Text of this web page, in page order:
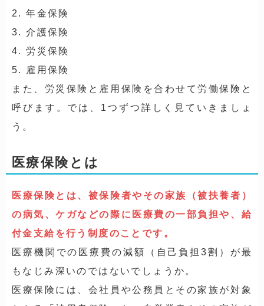
2. 年金保険
3. 介護保険
4. 労災保険
5. 雇用保険
また、労災保険と雇用保険を合わせて労働保険と
呼びます。では、1つずつ詳しく見ていきましょ
う。
医療保険とは
医療保険とは、被保険者やその家族（被扶養者）
の病気、ケガなどの際に医療費の一部負担や、給
付金支給を行う制度のことです。
医療機関での医療費の減額（自己負担3割）が最
もなじみ深いのではないでしょうか。
医療保険には、会社員や公務員とその家族が対象